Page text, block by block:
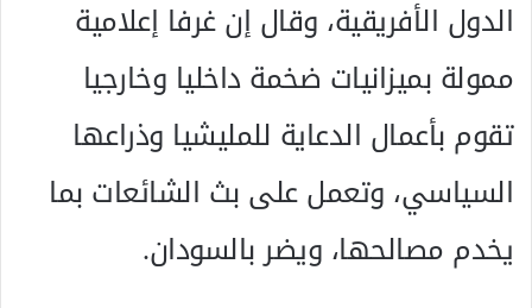
الدول الأفريقية، وقال إن غرفا إعلامية
ممولة بميزانيات ضخمة داخليا وخارجيا
تقوم بأعمال الدعاية للمليشيا وذراعها
السياسي، وتعمل على بث الشائعات بما
يخدم مصالحها، ويضر بالسودان.